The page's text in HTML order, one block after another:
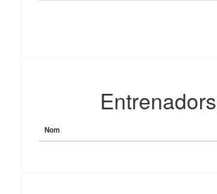
Entrenadors
Nom